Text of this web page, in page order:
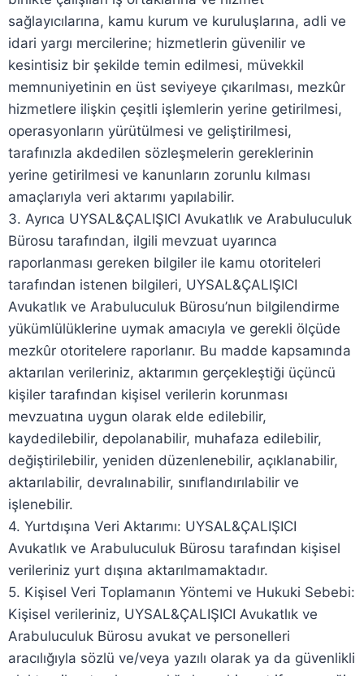
sağlayıcılarına, kamu kurum ve kuruluşlarına, adli ve
idari yargı mercilerine; hizmetlerin güvenilir ve
kesintisiz bir şekilde temin edilmesi, müvekkil
memnuniyetinin en üst seviyeye çıkarılması, mezkûr
hizmetlere ilişkin çeşitli işlemlerin yerine getirilmesi,
operasyonların yürütülmesi ve geliştirilmesi,
tarafınızla akdedilen sözleşmelerin gereklerinin
yerine getirilmesi ve kanunların zorunlu kılması
amaçlarıyla veri aktarımı yapılabilir.
3. Ayrıca UYSAL&ÇALIŞICI Avukatlık ve Arabuluculuk
Bürosu tarafından, ilgili mevzuat uyarınca
raporlanması gereken bilgiler ile kamu otoriteleri
tarafından istenen bilgileri, UYSAL&ÇALIŞICI
Avukatlık ve Arabuluculuk Bürosu’nun bilgilendirme
yükümlülüklerine uymak amacıyla ve gerekli ölçüde
mezkûr otoritelere raporlanır. Bu madde kapsamında
aktarılan verileriniz, aktarımın gerçekleştiği üçüncü
kişiler tarafından kişisel verilerin korunması
mevzuatına uygun olarak elde edilebilir,
kaydedilebilir, depolanabilir, muhafaza edilebilir,
değiştirilebilir, yeniden düzenlenebilir, açıklanabilir,
aktarılabilir, devralınabilir, sınıflandırılabilir ve
işlenebilir.
4. Yurtdışına Veri Aktarımı: UYSAL&ÇALIŞICI
Avukatlık ve Arabuluculuk Bürosu tarafından kişisel
verileriniz yurt dışına aktarılmamaktadır.
5. Kişisel Veri Toplamanın Yöntemi ve Hukuki Sebebi:
Kişisel verileriniz, UYSAL&ÇALIŞICI Avukatlık ve
Arabuluculuk Bürosu avukat ve personelleri
aracılığıyla sözlü ve/veya yazılı olarak ya da güvenlikli